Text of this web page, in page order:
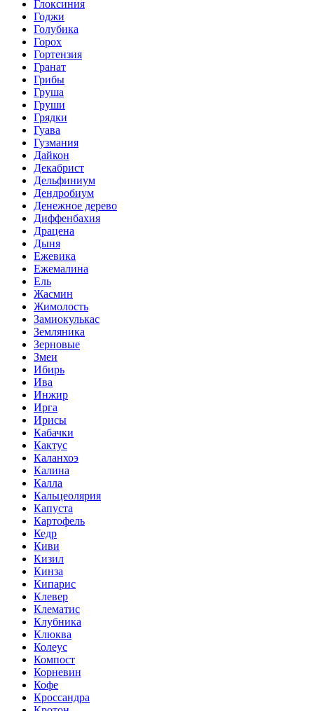
Глоксиния
Годжи
Голубика
Горох
Гортензия
Гранат
Грибы
Груша
Груши
Грядки
Гуава
Гузмания
Дайкон
Декабрист
Дельфиниум
Дендробиум
Денежное дерево
Диффенбахия
Драцена
Дыня
Ежевика
Ежемалина
Ель
Жасмин
Жимолость
Замиокулькас
Земляника
Зерновые
Змеи
Ибирь
Ива
Инжир
Ирга
Ирисы
Кабачки
Кактус
Каланхоэ
Калина
Калла
Кальцеолярия
Капуста
Картофель
Кедр
Киви
Кизил
Кинза
Кипарис
Клевер
Клематис
Клубника
Клюква
Колеус
Компост
Корневин
Кофе
Кроссандра